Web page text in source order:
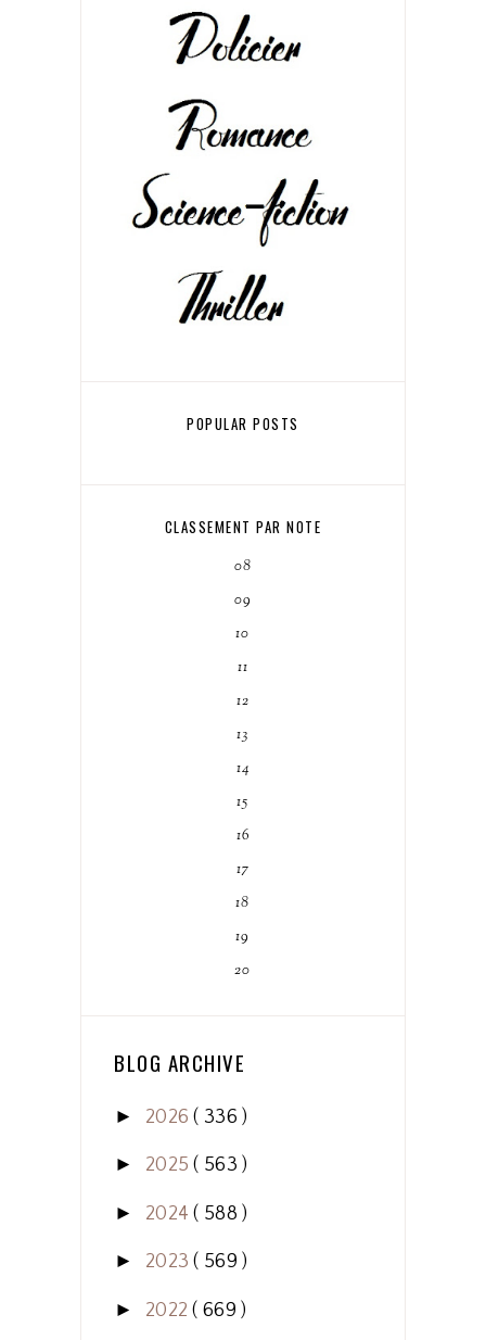
POPULAR POSTS
CLASSEMENT PAR NOTE
08
09
10
11
12
13
14
15
16
17
18
19
20
BLOG ARCHIVE
► 2026( 336 )
► 2025( 563 )
► 2024( 588 )
► 2023( 569 )
► 2022( 669 )